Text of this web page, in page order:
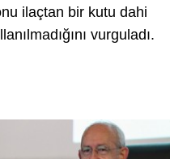
ilaçtan bir kutu dahi
vurguladı.